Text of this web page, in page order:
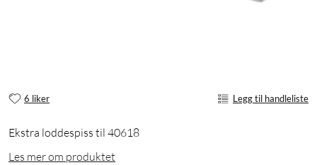
6 liker Legg til handleliste
Ekstra loddespiss til 40618
Les mer om produktet